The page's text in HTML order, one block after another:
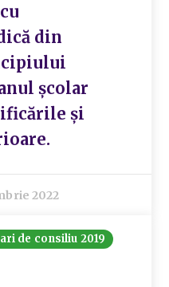
din
școlar
și
2022
de consiliu 2019